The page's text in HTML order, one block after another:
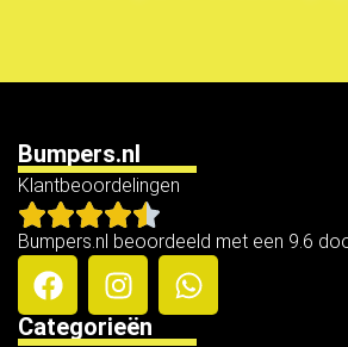
Bumpers.nl
Klantbeoordelingen
Bumpers.nl beoordeeld met een 9.6
Categorieën